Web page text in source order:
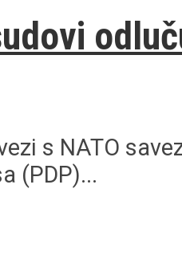
s NATO
(PDP)...